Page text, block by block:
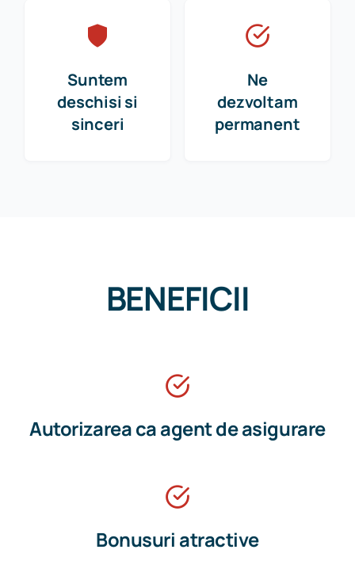
Suntem
deschisi si
sinceri
Ne
dezvoltam
permanent
BENEFICII
Autorizarea ca agent de asigurare
Bonusuri atractive